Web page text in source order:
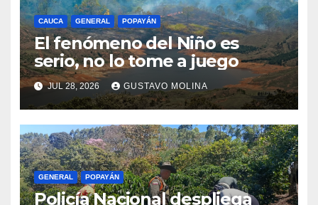
CAUCA GENERAL POPAYÁN
El fenómeno del Niño es
serio, no lo tome a juego
JUL 28, 2026 GUSTAVO MOLINA
GENERAL POPAYÁN
Policía Nacional despliega